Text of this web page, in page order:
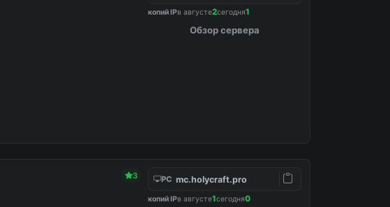
копий IPв августе2сегодня1
Обзор сервера
3 PC mc.holycraft.pro
копий IPв августе1сегодня0